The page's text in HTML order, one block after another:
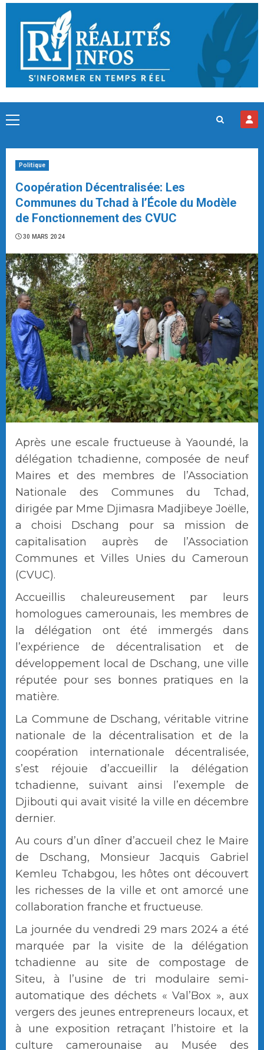
Skip
content
Primary
Politique
Coopération Décentralisée: Les
Communes du Tchad à l’École du Modèle
de Fonctionnement des CVUC
30 MARS 2024
Après une escale fructueuse à Yaoundé, la
délégation tchadienne, composée de neuf
Maires et des membres de l’Association
Nationale des Communes du Tchad,
dirigée par Mme Djimasra Madjibeye Joëlle,
a choisi Dschang pour sa mission de
capitalisation auprès de l’Association
Communes et Villes Unies du Cameroun
(CVUC).
Accueillis chaleureusement par leurs
homologues camerounais, les membres de
la délégation ont été immergés dans
l’expérience de décentralisation et de
développement local de Dschang, une ville
réputée pour ses bonnes pratiques en la
matière.
La Commune de Dschang, véritable vitrine
nationale de la décentralisation et de la
coopération internationale décentralisée,
s’est réjouie d’accueillir la délégation
tchadienne, suivant ainsi l’exemple de
Djibouti qui avait visité la ville en décembre
dernier.
Au cours d’un dîner d’accueil chez le Maire
de Dschang, Monsieur Jacquis Gabriel
Kemleu Tchabgou, les hôtes ont découvert
les richesses de la ville et ont amorcé une
collaboration franche et fructueuse.
La journée du vendredi 29 mars 2024 a été
marquée par la visite de la délégation
tchadienne au site de compostage de
Siteu, à l’usine de tri modulaire semi-
automatique des déchets « Val’Box », aux
vergers des jeunes entrepreneurs locaux, et
à une exposition retraçant l’histoire et la
culture camerounaise au Musée des